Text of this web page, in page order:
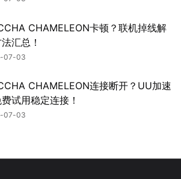
CHAMELEON卡顿？联机掉线解
汇总！
07-03
CHAMELEON连接断开？UU加速
试用稳定连接！
07-03